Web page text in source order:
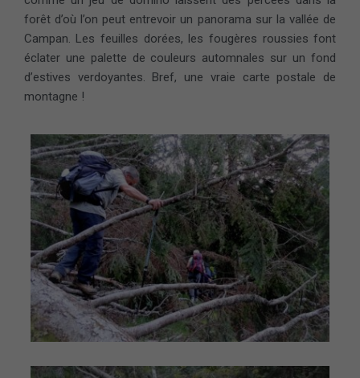
forêt d’où l’on peut entrevoir un panorama sur la vallée de
Campan. Les feuilles dorées, les fougères roussies font
éclater une palette de couleurs automnales sur un fond
d’estives verdoyantes. Bref, une vraie carte postale de
montagne !